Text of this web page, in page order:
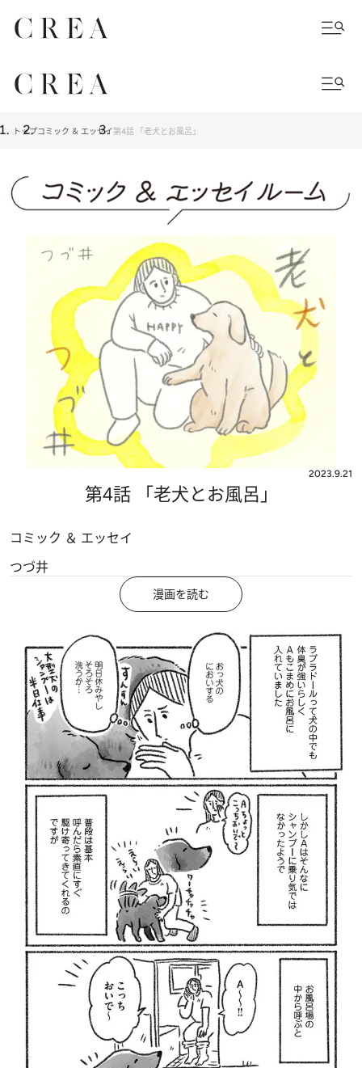
トップコミック ＆ エッセイ第4話 「老犬とお風呂」
2023.9.21
第4話 「老犬とお風呂」
コミック ＆ エッセイ
つづ井
漫画を読む